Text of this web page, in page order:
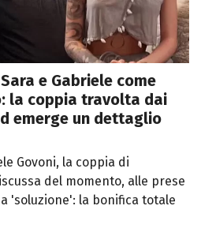
e Gabriele come
la coppia travolta dai
emerge un dettaglio
Govoni, la coppia di
del momento, alle prese
'soluzione': la bonifica totale